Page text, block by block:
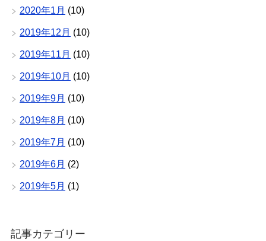
2020年1月 (10)
2019年12月 (10)
2019年11月 (10)
2019年10月 (10)
2019年9月 (10)
2019年8月 (10)
2019年7月 (10)
2019年6月 (2)
2019年5月 (1)
記事カテゴリー